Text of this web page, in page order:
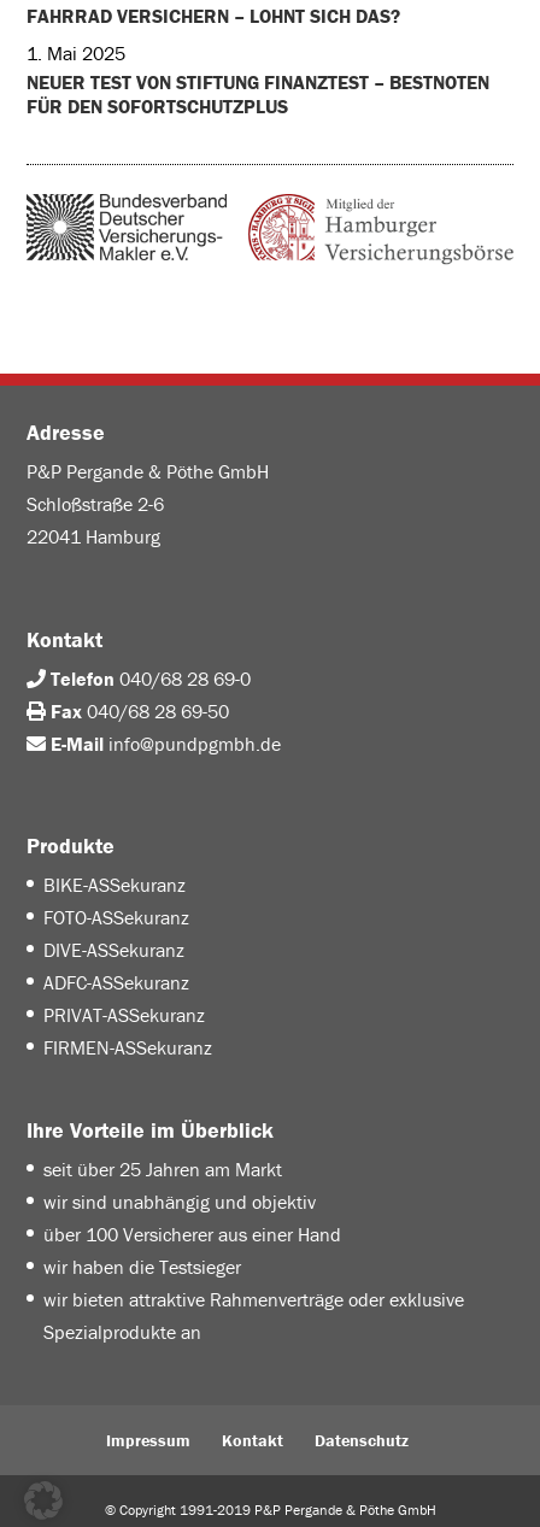
FAHRRAD VERSICHERN – LOHNT SICH DAS?
1. Mai 2025
NEUER TEST VON STIFTUNG FINANZTEST – BESTNOTEN
FÜR DEN SOFORTSCHUTZPLUS
Adresse
P&P Pergande & Pöthe GmbH
Schloßstraße 2-6
22041 Hamburg
Kontakt
Telefon 040/68 28 69-0
Fax 040/68 28 69-50
E-Mail info@pundpgmbh.de
Produkte
BIKE-ASSekuranz
FOTO-ASSekuranz
DIVE-ASSekuranz
ADFC-ASSekuranz
PRIVAT-ASSekuranz
FIRMEN-ASSekuranz
Ihre Vorteile im Überblick
seit über 25 Jahren am Markt
wir sind unabhängig und objektiv
über 100 Versicherer aus einer Hand
wir haben die Testsieger
wir bieten attraktive Rahmenverträge oder exklusive
Spezialprodukte an
Impressum Kontakt Datenschutz
© Copyright 1991-2019 P&P Pergande & Pöthe GmbH